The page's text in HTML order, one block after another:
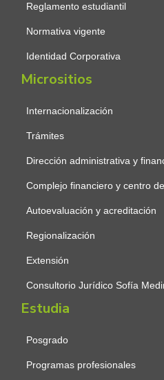
Reglamento estudiantil
Normativa vigente
Identidad Corporativa
Micrositios
Internacionalización
Trámites
Dirección administrativa y
Complejo financiero y centro
Autoevaluación y acreditación
Regionalización
Extensión
Consultorio Jurídico Sofía
Estudia
Posgrado
Programas profesionales